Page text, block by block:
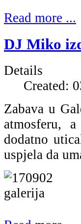
Read more ...
DJ Miko
Details
Created:
Zabava u
atmosferu,
dodatno
uspjela da